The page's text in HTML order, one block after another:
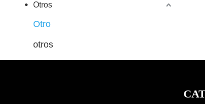
Otros
Otro
otros